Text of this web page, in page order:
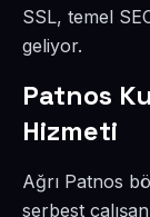
SSL, temel
geliyor.
Patnos
Hizmeti
Ağrı Patnos
serbest